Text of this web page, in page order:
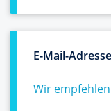
E-Mail-
Wir empfehlen